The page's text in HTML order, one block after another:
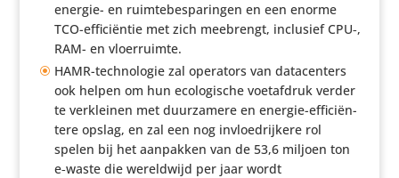
energie- en ruim­te­be­spa­ringen en een enorme
TCO-effi­ci­ëntie met zich meebrengt, inclusief CPU‑,
RAM- en vloerruimte.
HAMR-tech­no­logie zal operators van data­cen­ters
ook helpen om hun ecolo­gi­sche voet­af­druk verder
te verkleinen met duur­za­mere en energie-effi­ci­ën­
tere opslag, en zal een nog invloed­rij­kere rol
spelen bij het aanpakken van de 53,6 miljoen ton
e‑waste die wereld­wijd per jaar wordt